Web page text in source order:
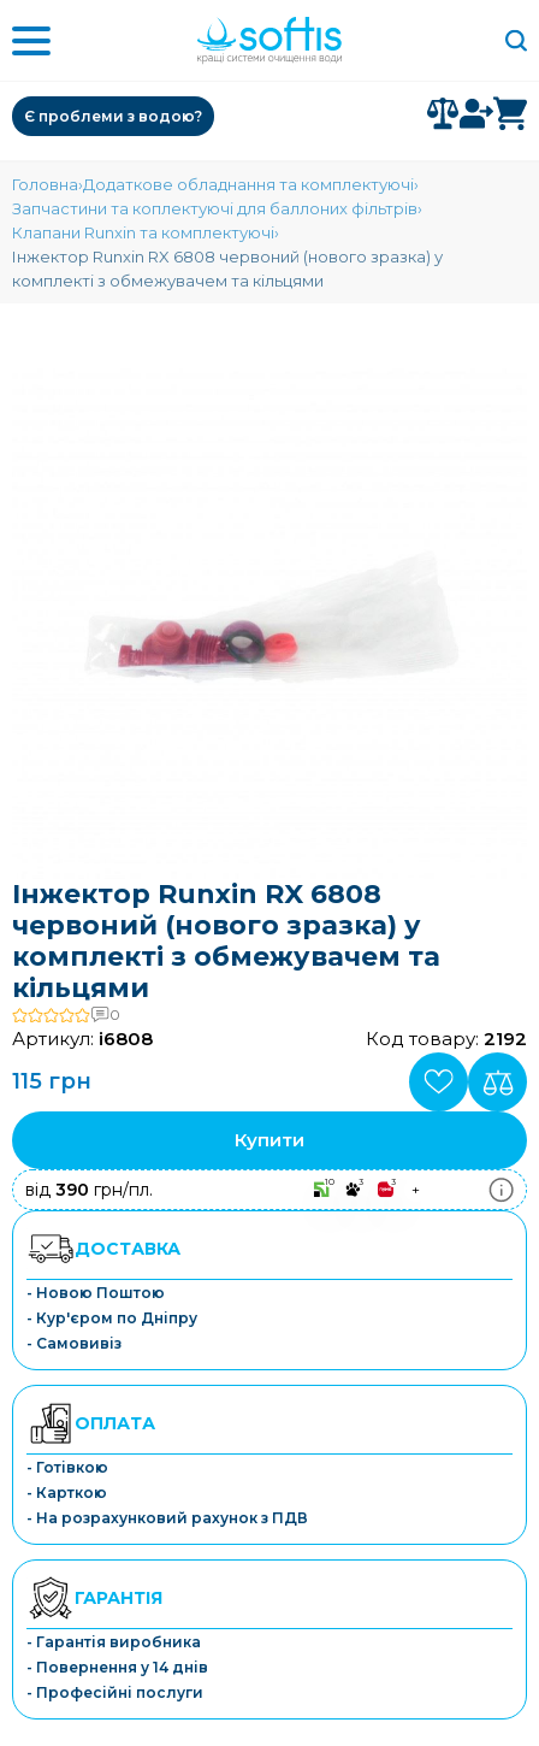
Є проблеми з водою?
Головна Додаткове обладнання та комплектуючі
Запчастини та коплектуючі для баллоних фільтрів
Клапани Runxin та комплектуючі
Інжектор Runxin RX 6808 червоний (нового зразка) у
комплекті з обмежувачем та кільцями
Інжектор Runxin RX 6808
червоний (нового зразка) у
комплекті з обмежувачем та
кільцями
0
Артикул: i6808 Код товару: 2192
115 грн
Купити
від 390 грн/пл. 10 3 3 +
ДОСТАВКА
- Новою Поштою
- Кур'єром по Дніпру
- Самовивіз
ОПЛАТА
- Готівкою
- Карткою
- На розрахунковий рахунок з ПДВ
ГАРАНТІЯ
- Гарантія виробника
- Повернення у 14 днів
- Професійні послуги